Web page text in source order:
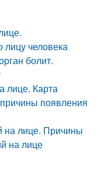
лицу человека
болит.
лице. Карта
появления
на лице. Причины
на лице